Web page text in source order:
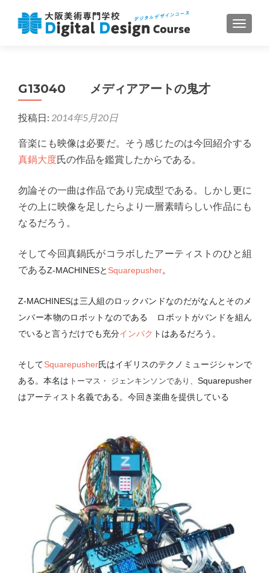
ナビゲ
G13040 メディアアートの鬼才
投稿日: 2014年5月20日
音楽にも映像は必要だ。そう感じたのは今回紹介する
真鍋大度氏の作品を鑑賞したからである。
勿論その一曲は作品であり完成型である。しかし更に
その上に映像を足したらより一層素晴らしい作品にも
なるだろう。
そして今回真鍋氏がコラボしたアーティストのひと組
であるZ-MACHINESと Squarepusher。
Z-MACHINESは三人組のロックバンドなのだがなんとそのメ
ンバー本物のロボットなのである ロボットがバンドを組ん
でいると言うだけでも充分インパク トはあるだろう。
そしてSquarepusher氏はイギリスのテクノミュージシャンで
ある。本名は トーマス・ ジェンキンソンであり、Squarepusher
はアーティスト名義である。今回き楽曲を提供している